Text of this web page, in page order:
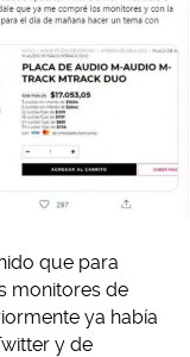
que para
monitores de
ya había
y de